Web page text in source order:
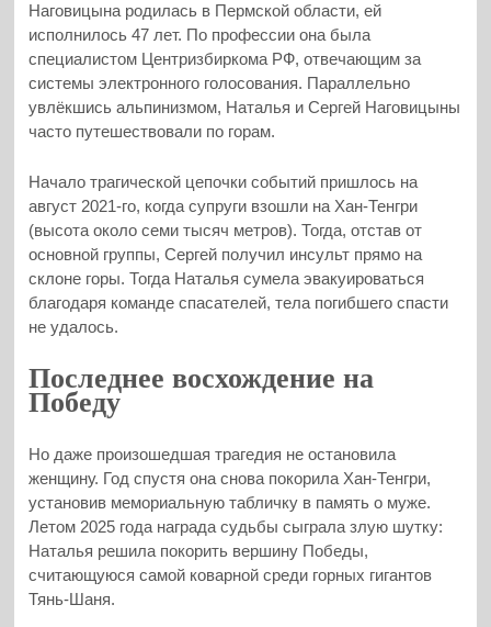
Наговицына родилась в Пермской области, ей
исполнилось 47 лет. По профессии она была
специалистом Центризбиркома РФ, отвечающим за
системы электронного голосования. Параллельно
увлёкшись альпинизмом, Наталья и Сергей Наговицыны
часто путешествовали по горам.
Начало трагической цепочки событий пришлось на
август 2021-го, когда супруги взошли на Хан-Тенгри
(высота около семи тысяч метров). Тогда, отстав от
основной группы, Сергей получил инсульт прямо на
склоне горы. Тогда Наталья сумела эвакуироваться
благодаря команде спасателей, тела погибшего спасти
не удалось.
Последнее восхождение на
Победу
Но даже произошедшая трагедия не остановила
женщину. Год спустя она снова покорила Хан-Тенгри,
установив мемориальную табличку в память о муже.
Летом 2025 года награда судьбы сыграла злую шутку:
Наталья решила покорить вершину Победы,
считающуюся самой коварной среди горных гигантов
Тянь-Шаня.